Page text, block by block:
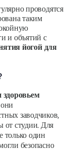
проводятся
таким
и объятий с
йогой для
здоровьем
заводчиков,
от студии. Для
только один
безопасно